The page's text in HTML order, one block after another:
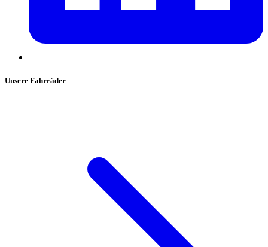
Unsere Fahrräder